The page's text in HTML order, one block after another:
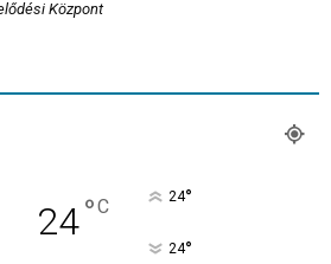
Központ
24°C 24°
24°